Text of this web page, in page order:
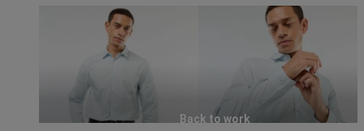
Back to work